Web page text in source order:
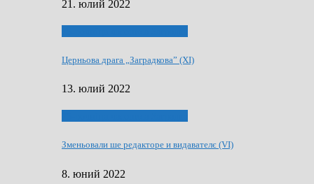
21. юлий 2022
Церньова драга „Заградкова” (XI)
13. юлий 2022
Зменьовали ше редакторе и видавателє (VI)
8. юний 2022